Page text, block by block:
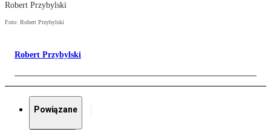
Robert Przybylski
Foto: Robert Przybylski
Robert Przybylski
Powiązane